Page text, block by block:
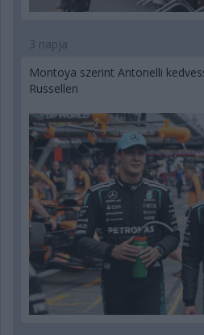
3 napja
Montoya szerint Antonelli
Russellen